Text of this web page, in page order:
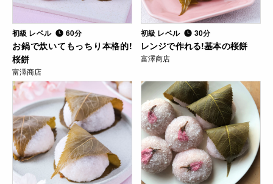
初級 レベル 60分
お鍋で炊いてもっちり本格的!
桜餅
富澤商店
初級 レベル 30分
レンジで作れる!基本の桜餅
富澤商店